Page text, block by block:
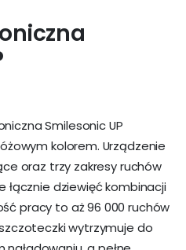
zł.
Smilesonic UP
kolorem. Urządzenie
oraz trzy zakresy ruchów
łącznie dziewięć kombinacji
pracy to aż 96 000 ruchów
wytrzymuje do